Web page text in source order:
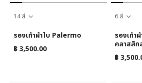
14 สี
รองเท้าผ้าใบ Palermo
฿ 3,500.00
6 สี
รองเท้า
คลาสสิก
฿